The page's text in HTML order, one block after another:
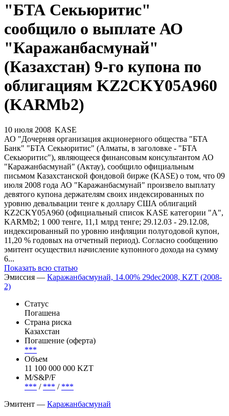
"БТА Секьюритис"
сообщило о выплате АО
"Каражанбасмунай"
(Казахстан) 9-го купона по
облигациям KZ2CKY05A960
(KARMb2)
10 июля 2008 KASE
АО "Дочерняя организация акционерного общества "БТА
Банк" "БТА Секьюритис" (Алматы, в заголовке - "БТА
Секьюритис"), являющееся финансовым консультантом АО
"Каражанбасмунай" (Актау), сообщило официальным
письмом Казахстанской фондовой бирже (KASE) о том, что 09
июля 2008 года АО "Каражанбасмунай" произвело выплату
девятого купона держателям своих индексированных по
уровню девальвации тенге к доллару США облигаций
KZ2CKY05A960 (официальный список KASE категории "А",
KARMb2; 1 000 тенге, 11,1 млрд тенге; 29.12.03 - 29.12.08,
индексированный по уровню инфляции полугодовой купон,
11,20 % годовых на отчетный период). Согласно сообщению
эмитент осуществил начисление купонного дохода на сумму
6...
Показать всю статью
Эмиссия — Каражанбасмунай, 14.00% 29dec2008, KZT (2008-
2)
Статус
Погашена
Страна риска
Казахстан
Погашение (оферта)
***
Объем
11 100 000 000 KZT
М/S&P/F
*** / *** / ***
Эмитент — Каражанбасмунай